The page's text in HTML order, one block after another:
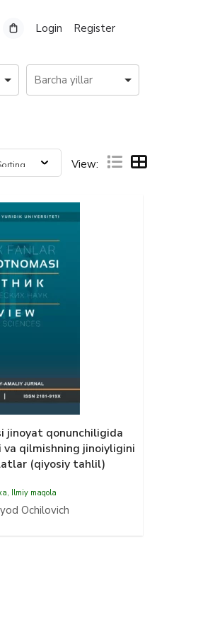
Login Register
View:
jinoyat qonunchiligida
qilmishning jinoiyligini
(qiyosiy tahlil)
, Ilmiy maqola
Ochilovich